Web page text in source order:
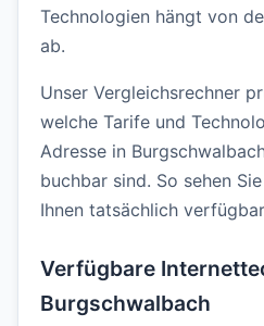
Technologien hängt von
ab.
Unser Vergleichsrechner
welche Tarife und
Adresse in
buchbar sind. So sehen
Ihnen tatsächlich
Verfügbare
Burgschwalbach